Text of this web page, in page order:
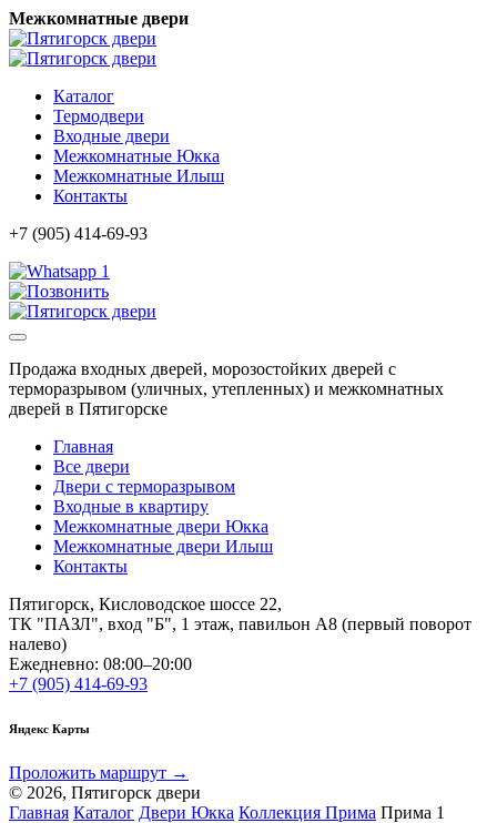
Межкомнатные двери
Каталог
Термодвери
Входные двери
Межкомнатные Юкка
Межкомнатные Илыш
Контакты
+7 (905) 414-69-93
1
Продажа входных дверей, морозостойких дверей с
терморазрывом (уличных, утепленных) и межкомнатных
дверей в Пятигорске
Главная
Все двери
Двери с терморазрывом
Входные в квартиру
Межкомнатные двери Юкка
Межкомнатные двери Илыш
Контакты
Пятигорск, Кисловодское шоссе 22,
ТК "ПАЗЛ", вход "Б", 1 этаж, павильон А8 (первый поворот
налево)
Ежедневно: 08:00–20:00
+7 (905) 414-69-93
Яндекс Карты
Проложить маршрут →
© 2026, Пятигорск двери
Главная Каталог Двери Юкка Коллекция Прима Прима 1